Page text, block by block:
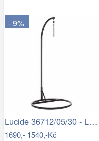
- 9%
Lucide 36712/05/30 - LED Stojací lampa…
1690,-1540,-Kč